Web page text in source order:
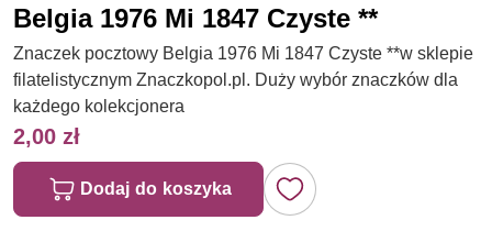
Belgia 1976 Mi 1847 Czyste **
Znaczek pocztowy Belgia 1976 Mi 1847 Czyste **w sklepie
filatelistycznym Znaczkopol.pl. Duży wybór znaczków dla
każdego kolekcjonera
2,00 zł
Dodaj do koszyka